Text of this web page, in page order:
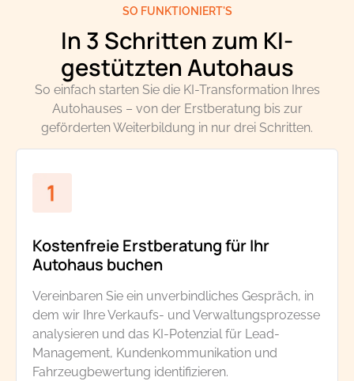
In 3 Schritten zum KI-
gestützten Autohaus
SO FUNKTIONIERT'S
So einfach starten Sie die KI-Transformation Ihres
Autohauses – von der Erstberatung bis zur
geförderten Weiterbildung in nur drei Schritten.
Kostenfreie Erstberatung für Ihr
Autohaus buchen
Vereinbaren Sie ein unverbindliches Gespräch, in
dem wir Ihre Verkaufs- und Verwaltungsprozesse
analysieren und das KI-Potenzial für Lead-
Management, Kundenkommunikation und
Fahrzeugbewertung identifizieren.